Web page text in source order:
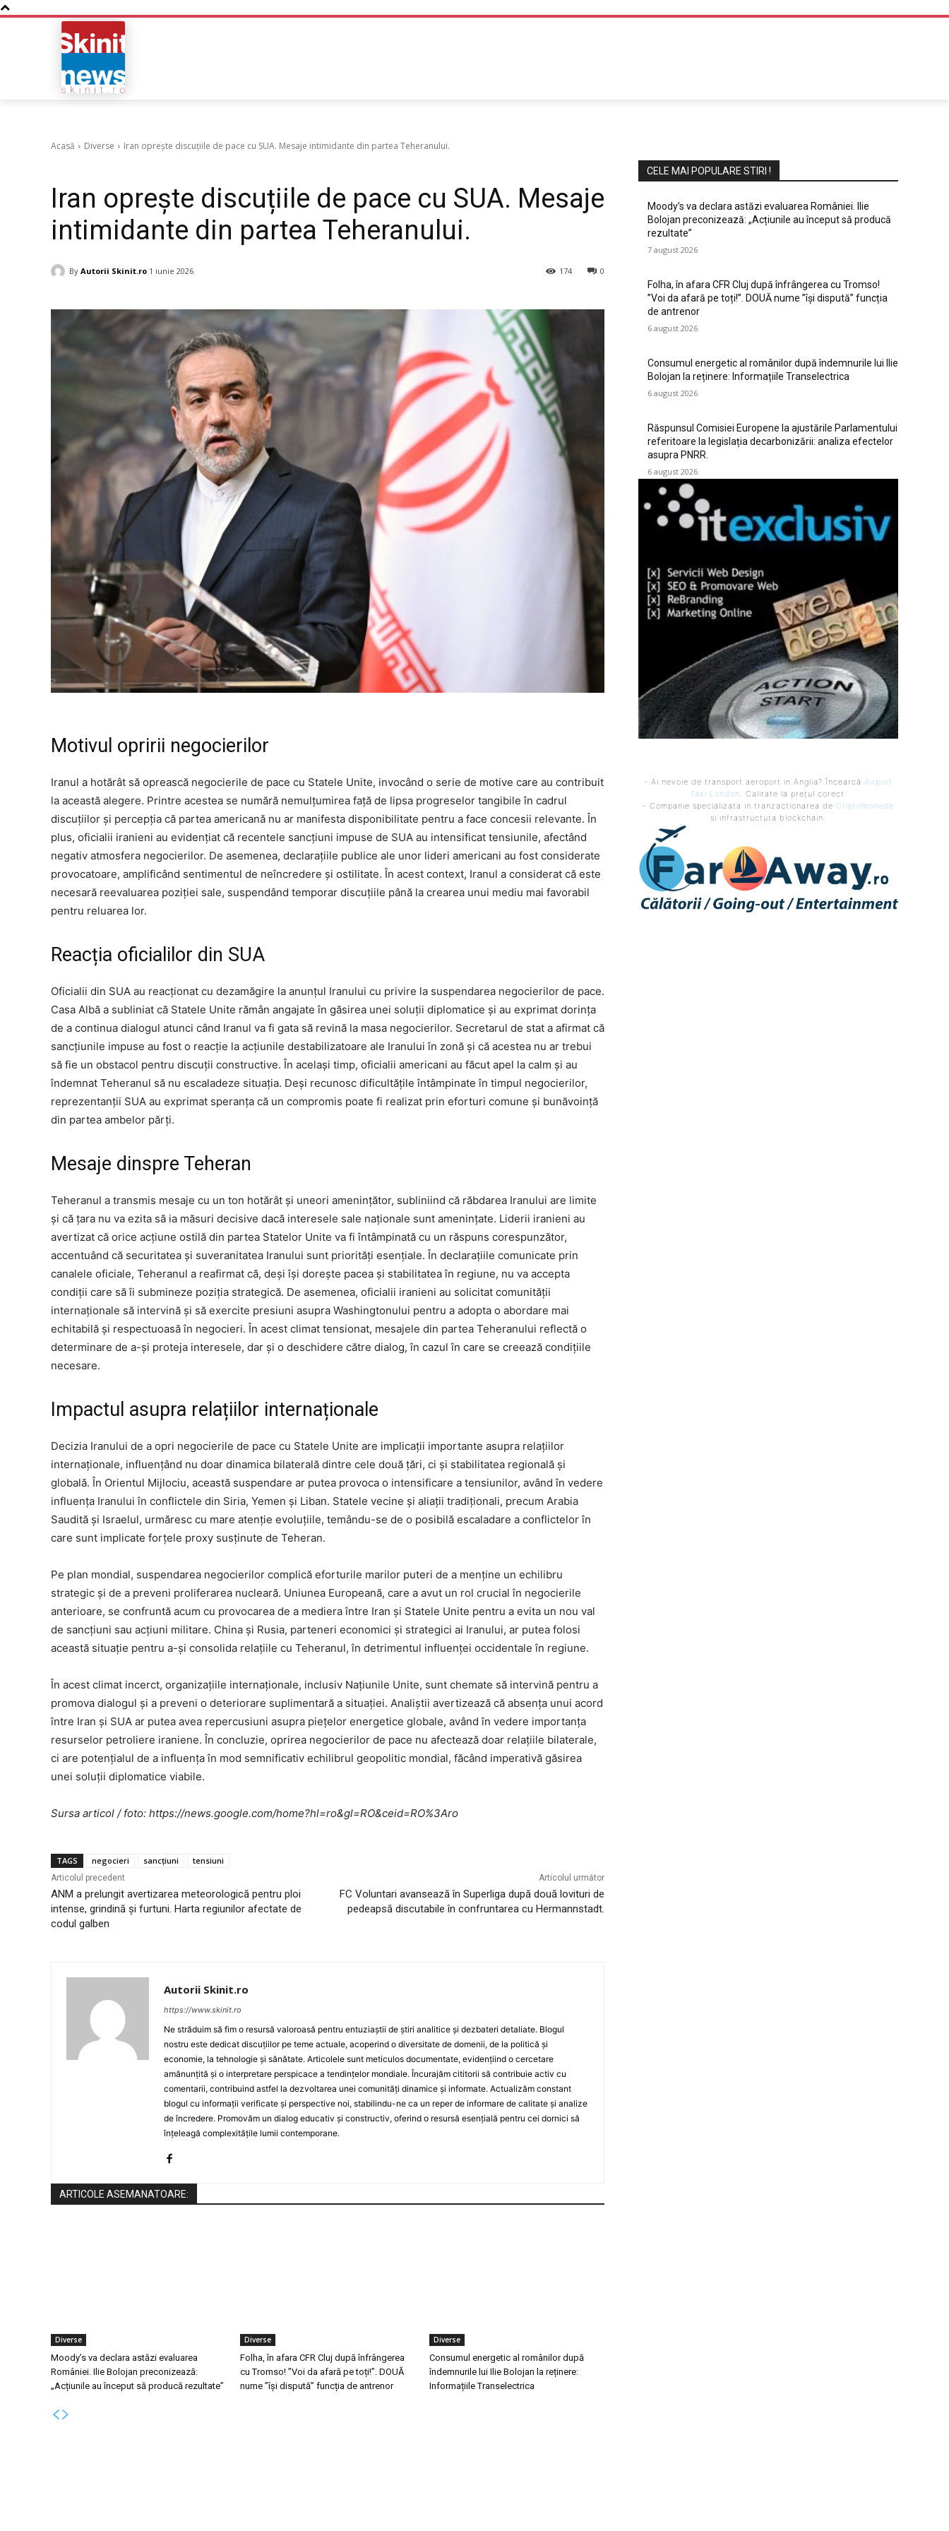
Acasă Diverse Iran oprește discuțiile de pace cu SUA. Mesaje intimidante din partea Teheranului.
Iran oprește discuțiile de pace cu SUA. Mesaje
intimidante din partea Teheranului.
By Autorii Skinit.ro 1 iunie 2026 0
174
Motivul opririi negocierilor
Iranul a hotărât să oprească negocierile de pace cu Statele Unite, invocând o serie de motive care au contribuit
la această alegere. Printre acestea se numără nemulțumirea față de lipsa progreselor tangibile în cadrul
discuțiilor și percepția că partea americană nu ar manifesta disponibilitate pentru a face concesii relevante. În
plus, oficialii iranieni au evidențiat că recentele sancțiuni impuse de SUA au intensificat tensiunile, afectând
negativ atmosfera negocierilor. De asemenea, declarațiile publice ale unor lideri americani au fost considerate
provocatoare, amplificând sentimentul de neîncredere și ostilitate. În acest context, Iranul a considerat că este
necesară reevaluarea poziției sale, suspendând temporar discuțiile până la crearea unui mediu mai favorabil
pentru reluarea lor.
Reacția oficialilor din SUA
Oficialii din SUA au reacționat cu dezamăgire la anunțul Iranului cu privire la suspendarea negocierilor de pace.
Casa Albă a subliniat că Statele Unite rămân angajate în găsirea unei soluții diplomatice și au exprimat dorința
de a continua dialogul atunci când Iranul va fi gata să revină la masa negocierilor. Secretarul de stat a afirmat că
sancțiunile impuse au fost o reacție la acțiunile destabilizatoare ale Iranului în zonă și că acestea nu ar trebui
să fie un obstacol pentru discuții constructive. În același timp, oficialii americani au făcut apel la calm și au
îndemnat Teheranul să nu escaladeze situația. Deși recunosc dificultățile întâmpinate în timpul negocierilor,
reprezentanții SUA au exprimat speranța că un compromis poate fi realizat prin eforturi comune și bunăvoință
din partea ambelor părți.
Mesaje dinspre Teheran
Teheranul a transmis mesaje cu un ton hotărât și uneori amenințător, subliniind că răbdarea Iranului are limite
și că țara nu va ezita să ia măsuri decisive dacă interesele sale naționale sunt amenințate. Liderii iranieni au
avertizat că orice acțiune ostilă din partea Statelor Unite va fi întâmpinată cu un răspuns corespunzător,
accentuând că securitatea și suveranitatea Iranului sunt priorități esențiale. În declarațiile comunicate prin
canalele oficiale, Teheranul a reafirmat că, deși își dorește pacea și stabilitatea în regiune, nu va accepta
condiții care să îi submineze poziția strategică. De asemenea, oficialii iranieni au solicitat comunității
internaționale să intervină și să exercite presiuni asupra Washingtonului pentru a adopta o abordare mai
echitabilă și respectuoasă în negocieri. În acest climat tensionat, mesajele din partea Teheranului reflectă o
determinare de a-și proteja interesele, dar și o deschidere către dialog, în cazul în care se creează condițiile
necesare.
Impactul asupra relațiilor internaționale
Decizia Iranului de a opri negocierile de pace cu Statele Unite are implicații importante asupra relațiilor
internaționale, influențând nu doar dinamica bilaterală dintre cele două țări, ci și stabilitatea regională și
globală. În Orientul Mijlociu, această suspendare ar putea provoca o intensificare a tensiunilor, având în vedere
influența Iranului în conflictele din Siria, Yemen și Liban. Statele vecine și aliații tradiționali, precum Arabia
Saudită și Israelul, urmăresc cu mare atenție evoluțiile, temându-se de o posibilă escaladare a conflictelor în
care sunt implicate forțele proxy susținute de Teheran.
Pe plan mondial, suspendarea negocierilor complică eforturile marilor puteri de a menține un echilibru
strategic și de a preveni proliferarea nucleară. Uniunea Europeană, care a avut un rol crucial în negocierile
anterioare, se confruntă acum cu provocarea de a mediera între Iran și Statele Unite pentru a evita un nou val
de sancțiuni sau acțiuni militare. China și Rusia, parteneri economici și strategici ai Iranului, ar putea folosi
această situație pentru a-și consolida relațiile cu Teheranul, în detrimentul influenței occidentale în regiune.
În acest climat incerct, organizațiile internaționale, inclusiv Națiunile Unite, sunt chemate să intervină pentru a
promova dialogul și a preveni o deteriorare suplimentară a situației. Analiștii avertizează că absența unui acord
între Iran și SUA ar putea avea repercusiuni asupra piețelor energetice globale, având în vedere importanța
resurselor petroliere iraniene. În concluzie, oprirea negocierilor de pace nu afectează doar relațiile bilaterale,
ci are potențialul de a influența în mod semnificativ echilibrul geopolitic mondial, făcând imperativă găsirea
unei soluții diplomatice viabile.
Sursa articol / foto: https://news.google.com/home?hl=ro&gl=RO&ceid=RO%3Aro
TAGS negocieri sancțiuni tensiuni
Articolul precedent
ANM a prelungit avertizarea meteorologică pentru ploi
intense, grindină și furtuni. Harta regiunilor afectate de
codul galben
Articolul următor
FC Voluntari avansează în Superliga după două lovituri de
pedeapsă discutabile în confruntarea cu Hermannstadt.
Autorii Skinit.ro
https://www.skinit.ro
Ne străduim să fim o resursă valoroasă pentru entuziaștii de știri analitice și dezbateri detaliate. Blogul
nostru este dedicat discuțiilor pe teme actuale, acoperind o diversitate de domenii, de la politică și
economie, la tehnologie și sănătate. Articolele sunt meticulos documentate, evidențiind o cercetare
amănunțită și o interpretare perspicace a tendințelor mondiale. Încurajăm cititorii să contribuie activ cu
comentarii, contribuind astfel la dezvoltarea unei comunități dinamice și informate. Actualizăm constant
blogul cu informații verificate și perspective noi, stabilindu-ne ca un reper de informare de calitate și analize
de încredere. Promovăm un dialog educativ și constructiv, oferind o resursă esențială pentru cei dornici să
înțeleagă complexitățile lumii contemporane.
ARTICOLE ASEMANATOARE:
Diverse
Moody’s va declara astăzi evaluarea
României. Ilie Bolojan preconizează:
„Acțiunile au început să producă rezultate”
Diverse
Folha, în afara CFR Cluj după înfrângerea
cu Tromso! ”Voi da afară pe toți!”. DOUĂ
nume ”își dispută” funcția de antrenor
Diverse
Consumul energetic al românilor după
îndemnurile lui Ilie Bolojan la reținere:
Informațiile Transelectrica
CELE MAI POPULARE STIRI !
Moody’s va declara astăzi evaluarea României. Ilie
Bolojan preconizează: „Acțiunile au început să producă
rezultate”
7 august 2026
Folha, în afara CFR Cluj după înfrângerea cu Tromso!
”Voi da afară pe toți!”. DOUĂ nume ”își dispută” funcția
de antrenor
6 august 2026
Consumul energetic al românilor după îndemnurile lui Ilie
Bolojan la reținere: Informațiile Transelectrica
6 august 2026
Răspunsul Comisiei Europene la ajustările Parlamentului
referitoare la legislația decarbonizării: analiza efectelor
asupra PNRR.
6 august 2026
- Ai nevoie de transport aeroport in Anglia? Încearcă Airport
Taxi London. Calitate la prețul corect.
- Companie specializata in tranzactionarea de Criptomonede
si infrastructura blockchain.